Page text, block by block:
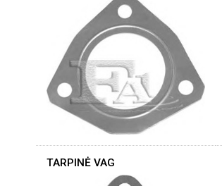
TARPINĖ VAG